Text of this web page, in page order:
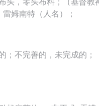
头，零头布料；（基督教
雷姆南特（人名）；
；不完善的，未完成的